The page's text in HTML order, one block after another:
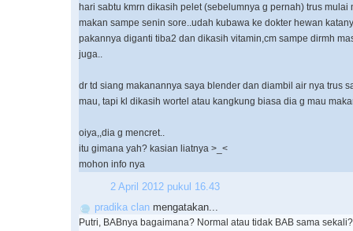
hari sabtu kmrn dikasih pelet (sebelumnya g pernah) trus mulai
makan sampe senin sore..udah kubawa ke dokter hewan
pakannya diganti tiba2 dan dikasih vitamin,cm sampe dirmh
juga..
dr td siang makanannya saya blender dan diambil air nya trus
mau, tapi kl dikasih wortel atau kangkung biasa dia g mau
oiya,,dia g mencret..
itu gimana yah? kasian liatnya >_<
mohon info nya
2 April 2012 pukul 16.43
pradika clan mengatakan...
Putri, BABnya bagaimana? Normal atau tidak BAB sama